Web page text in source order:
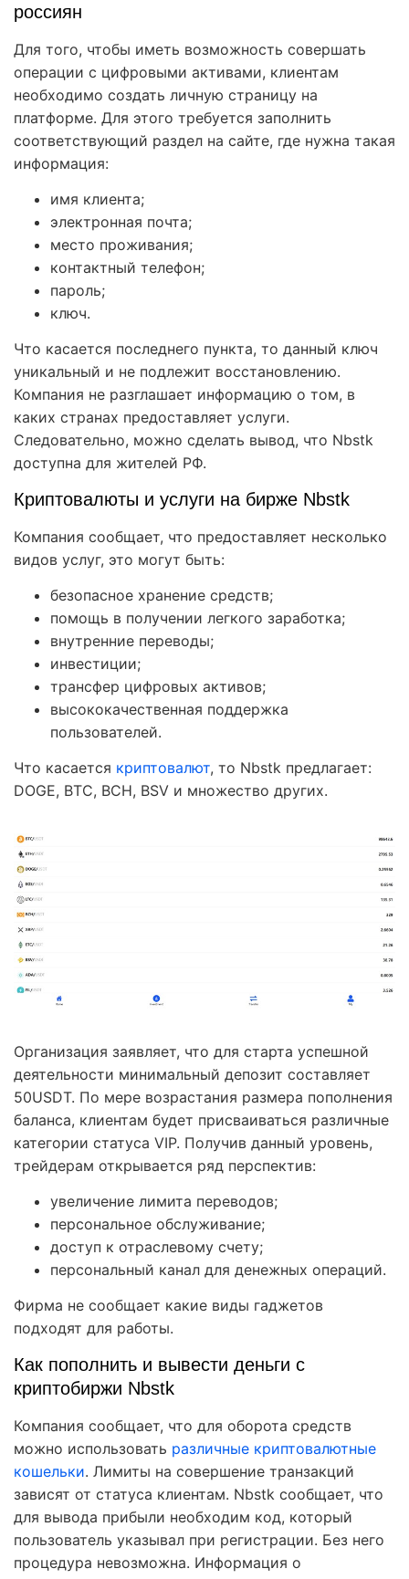
россиян
Для того, чтобы иметь возможность совершать
операции с цифровыми активами, клиентам
необходимо создать личную страницу на
платформе. Для этого требуется заполнить
соответствующий раздел на сайте, где нужна такая
информация:
имя клиента;
электронная почта;
место проживания;
контактный телефон;
пароль;
ключ.
Что касается последнего пункта, то данный ключ
уникальный и не подлежит восстановлению.
Компания не разглашает информацию о том, в
каких странах предоставляет услуги.
Следовательно, можно сделать вывод, что Nbstk
доступна для жителей РФ.
Криптовалюты и услуги на бирже Nbstk
Компания сообщает, что предоставляет несколько
видов услуг, это могут быть:
безопасное хранение средств;
помощь в получении легкого заработка;
внутренние переводы;
инвестиции;
трансфер цифровых активов;
высококачественная поддержка
пользователей.
Что касается криптовалют, то Nbstk предлагает:
DOGE, BTC, BCH, BSV и множество других.
Организация заявляет, что для старта успешной
деятельности минимальный депозит составляет
50USDT. По мере возрастания размера пополнения
баланса, клиентам будет присваиваться различные
категории статуса VIP. Получив данный уровень,
трейдерам открывается ряд перспектив:
увеличение лимита переводов;
персональное обслуживание;
доступ к отраслевому счету;
персональный канал для денежных операций.
Фирма не сообщает какие виды гаджетов
подходят для работы.
Как пополнить и вывести деньги с
криптобиржи Nbstk
Компания сообщает, что для оборота средств
можно использовать различные криптовалютные
кошельки. Лимиты на совершение транзакций
зависят от статуса клиентам. Nbstk сообщает, что
для вывода прибыли необходим код, который
пользователь указывал при регистрации. Без него
процедура невозможна. Информация о